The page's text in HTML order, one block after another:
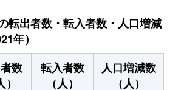
転出者数・転入者数・人口増減
年）
数
）
転入者数
（人）
人口増減数
（人）